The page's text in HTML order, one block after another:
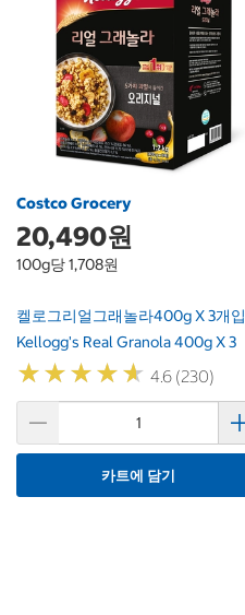
Costco Grocery
20,490원
100g당 1,708원
켈로그리얼그래놀라400g X 3개입
Kellogg's Real Granola 400g X 3
★★★★★
★★★★★ 4.6 (230)
카트에 담기